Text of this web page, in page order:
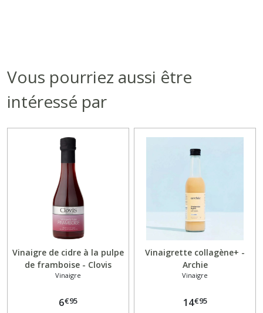
Vous pourriez aussi être
intéressé par
Vinaigre de cidre à la pulpe
de framboise - Clovis
Vinaigre
6€95
Vinaigrette collagène+ -
Archie
Vinaigre
14€95